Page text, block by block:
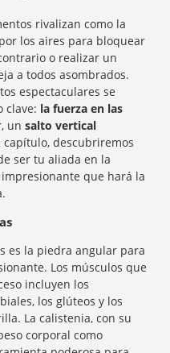
rivalizan como la
los aires para bloquear
o realizar un
a todos asombrados.
espectaculares se
clave: la fuerza en las
unsalto vertical
descubriremos
ser tu aliada en la
que hará la
es la piedra angular para
Los músculos que
incluyen los
los glúteos y los
La calistenia, con su
corporal como